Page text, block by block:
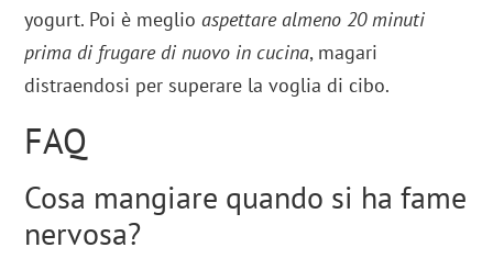
yogurt. Poi è meglioaspettare almeno 20 minuti
prima di frugare di nuovo in cucina, magari
distraendosi per superare la voglia di cibo.
FAQ
Cosa mangiare quando si ha fame
nervosa?